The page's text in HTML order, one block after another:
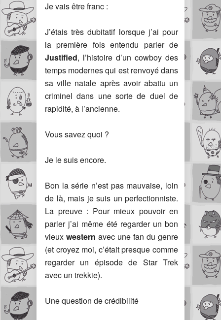
Je vais être franc :
J’étais très dubitatif lorsque j’ai pour
la première fois entendu parler de
Justified, l’histoire d’un cowboy des
temps modernes qui est renvoyé dans
sa ville natale après avoir abattu un
criminel dans une sorte de duel de
rapidité, à l’ancienne.
Vous savez quoi ?
Je le suis encore.
Bon la série n’est pas mauvaise, loin
de là, mais je suis un perfectionniste.
La preuve : Pour mieux pouvoir en
parler j’ai même été regarder un bon
vieux western avec une fan du genre
(et croyez moi, c’était presque comme
regarder un épisode de Star Trek
avec un trekkie).
Une question de crédibilité